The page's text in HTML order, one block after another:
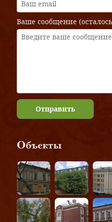
Ваше сообщение (осталось
Отправить
Объекты